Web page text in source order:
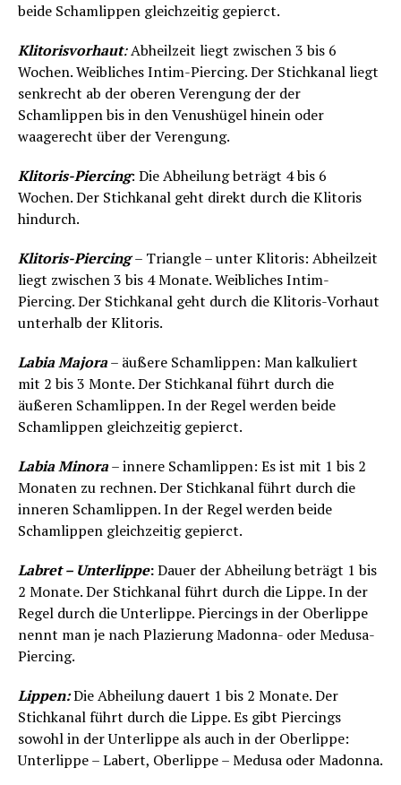
beide Schamlippen gleichzeitig gepierct.
Klitorisvorhaut:Abheilzeit liegt zwischen 3 bis 6
Wochen. Weibliches Intim-Piercing. Der Stichkanal liegt
senkrecht ab der oberen Verengung der der
Schamlippen bis in den Venushügel hinein oder
waagerecht über der Verengung.
Klitoris-Piercing: Die Abheilung beträgt 4 bis 6
Wochen. Der Stichkanal geht direkt durch die Klitoris
hindurch.
Klitoris-Piercing – Triangle – unter Klitoris: Abheilzeit
liegt zwischen 3 bis 4 Monate. Weibliches Intim-
Piercing. Der Stichkanal geht durch die Klitoris-Vorhaut
unterhalb der Klitoris.
Labia Majora– äußere Schamlippen: Man kalkuliert
mit 2 bis 3 Monte. Der Stichkanal führt durch die
äußeren Schamlippen. In der Regel werden beide
Schamlippen gleichzeitig gepierct.
Labia Minora– innere Schamlippen: Es ist mit 1 bis 2
Monaten zu rechnen. Der Stichkanal führt durch die
inneren Schamlippen. In der Regel werden beide
Schamlippen gleichzeitig gepierct.
Labret – Unterlippe:Dauer der Abheilung beträgt 1 bis
2 Monate. Der Stichkanal führt durch die Lippe. In der
Regel durch die Unterlippe. Piercings in der Oberlippe
nennt man je nach Plazierung Madonna- oder Medusa-
Piercing.
Lippen:Die Abheilung dauert 1 bis 2 Monate. Der
Stichkanal führt durch die Lippe. Es gibt Piercings
sowohl in der Unterlippe als auch in der Oberlippe:
Unterlippe – Labert, Oberlippe – Medusa oder Madonna.